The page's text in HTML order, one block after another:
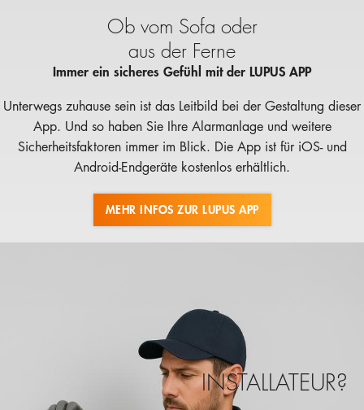
Ob vom Sofa oder
aus der Ferne
Immer ein sicheres Gefühl mit der LUPUS APP
Unterwegs zuhause sein ist das Leitbild bei der Gestaltung dieser
App. Und so haben Sie Ihre Alarmanlage und weitere
Sicherheitsfaktoren immer im Blick. Die App ist für iOS- und
Android-Endgeräte kostenlos erhältlich.
MEHR INFOS ZUR LUPUS APP
INSTALLATEUR?